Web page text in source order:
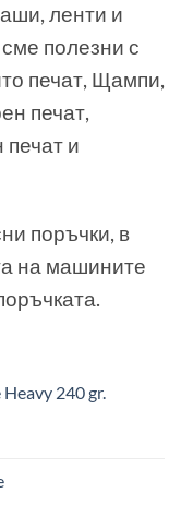
ленти и
полезни с
печат, Щампи,
печат,
и
поръчки, в
на машините
240 gr.